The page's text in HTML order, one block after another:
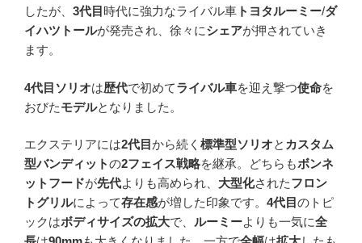
したが、 3代目 時代に強力なライバル車 トヨタルーミー/ダ
イハツトールが発売され、徐々にシェアが押されていき
ます。
4代目ソリオは歴代で初めてライバル車を迎え撃つ使命を
おびたモデルとなりました。
エクステリアには2代目 から続く 標準型ソリオと カスタム
型バンディットの2フェイス戦略を継承。どちらもボンネ
ットフードが先代よりも高められ、 大型化されたフロン
トグリルによって存在感が増した印象です。 4代目 のトピ
ックはボディサイズの拡大で、 ルーミーよりも一気に全